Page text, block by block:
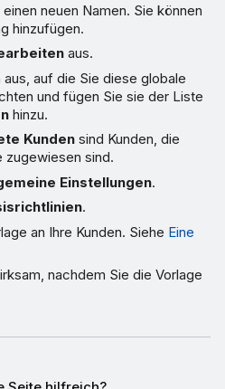
neuen Namen. Sie können
hinzufügen.
aus.
aus, auf die Sie diese globale
und fügen Sie sie der Liste
hinzu.
Kunden sind Kunden, die
zugewiesen sind.
Einstellungen.
.
an Ihre Kunden. Siehe Eine
nachdem Sie die Vorlage